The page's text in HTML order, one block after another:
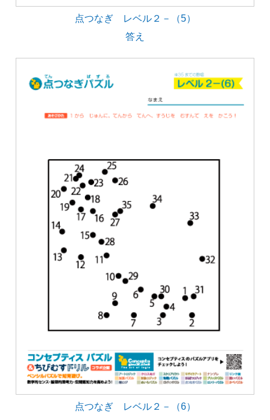
点つなぎ レベル２－（5）
答え
点つなぎ レベル２－（6）